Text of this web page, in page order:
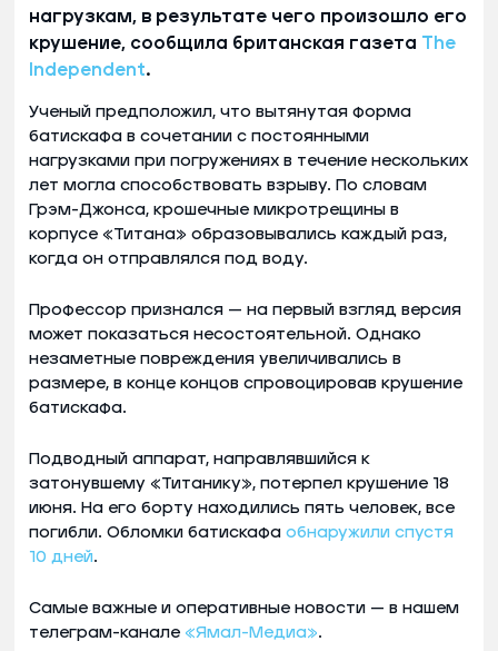
нагрузкам, в результате чего произошло его
крушение, сообщила британская газета The
Independent.
Ученый предположил, что вытянутая форма
батискафа в сочетании с постоянными
нагрузками при погружениях в течение нескольких
лет могла способствовать взрыву. По словам
Грэм-Джонса, крошечные микротрещины в
корпусе «Титана» образовывались каждый раз,
когда он отправлялся под воду.
Профессор признался — на первый взгляд версия
может показаться несостоятельной. Однако
незаметные повреждения увеличивались в
размере, в конце концов спровоцировав крушение
батискафа.
Подводный аппарат, направлявшийся к
затонувшему «Титанику», потерпел крушение 18
июня. На его борту находились пять человек, все
погибли. Обломки батискафа обнаружили спустя
10 дней.
Самые важные и оперативные новости — в нашем
телеграм-канале «Ямал-Медиа».